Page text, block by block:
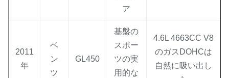
ア
2011
年
ベ
ン
ツ
GL450
基盤の
スポー
ツの実
用的な
4.6L 4663CC V8
のガスDOHCは
自然に吸い出し